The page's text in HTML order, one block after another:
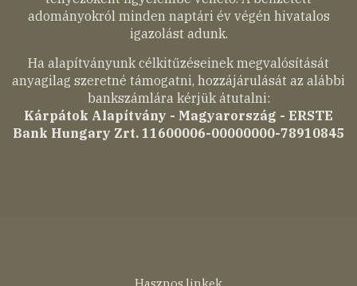
adományokról minden naptári év végén hivatalos
igazolást adunk.
Ha alapítványunk célkitűzéseinek megvalósítását
anyagilag szeretné támogatni, hozzájárulását az alábbi
bankszámlára kérjük átutalni:
Kárpátok Alapítvány - Magyarország - ERSTE
Bank Hungary Zrt. 11600006-00000000-78910845